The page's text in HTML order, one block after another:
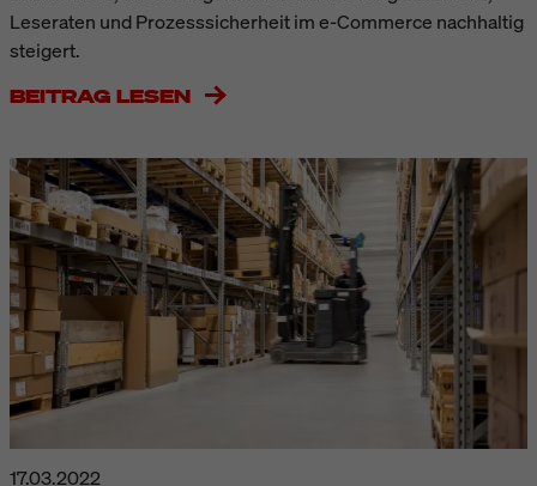
Leseraten und Prozesssicherheit im e-Commerce nachhaltig
steigert.
BEITRAG LESEN
17.03.2022